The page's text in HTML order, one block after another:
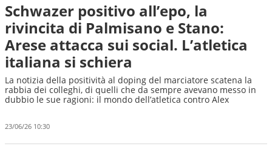
Schwazer positivo all’epo, la
rivincita di Palmisano e Stano:
Arese attacca sui social. L’atletica
italiana si schiera
La notizia della positività al doping del marciatore scatena la
rabbia dei colleghi, di quelli che da sempre avevano messo in
dubbio le sue ragioni: il mondo dell’atletica contro Alex
23/06/26 10:30